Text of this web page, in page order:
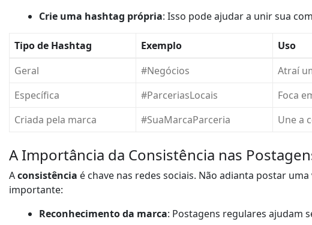
Crie uma hashtag própria: Isso pode ajudar a unir sua
Tipo de Hashtag Exemplo
Uso
Geral
#Negócios
Atraí
Específica
#ParceriasLocais
Foca
Criada pela marca
#SuaMarcaParceria Une a
A Importância da Consistência nas
Aconsistência é chave nas redes sociais. Não adianta postar
importante:
Reconhecimento da marca: Postagens regulares ajudam